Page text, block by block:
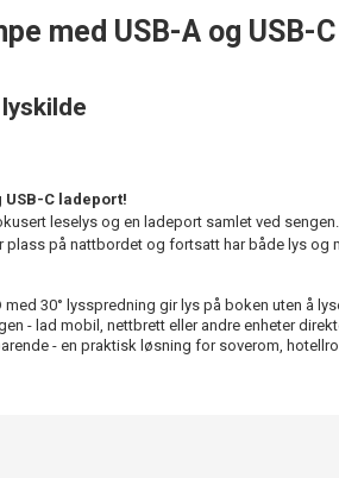
med USB-A og USB-C
USB-C ladeport!
leselys og en ladeport samlet ved
plass på nattbordet og fortsatt har både lys og
med 30° lysspredning gir lys på boken uten å
- lad mobil, nettbrett eller andre enheter
- en praktisk løsning for soverom,